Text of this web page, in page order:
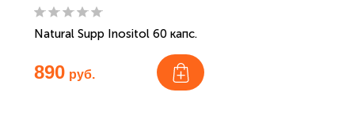
Natural Supp Inositol 60 капс.
890 руб.